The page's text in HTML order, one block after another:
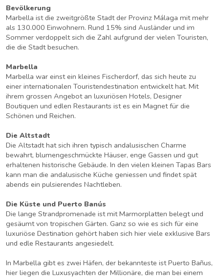
Bevölkerung
Marbella ist die zweitgrößte Stadt der Provinz Málaga mit mehr
als 130.000 Einwohnern. Rund 15% sind Ausländer und im
Sommer verdoppelt sich die Zahl aufgrund der vielen Touristen,
die die Stadt besuchen.
Marbella
Marbella war einst ein kleines Fischerdorf, das sich heute zu
einer internationalen Touristendestination entwickelt hat. Mit
ihrem grossen Angebot an luxuriösen Hotels, Designer
Boutiquen und edlen Restaurants ist es ein Magnet für die
Schönen und Reichen.
Die Altstadt
Die Altstadt hat sich ihren typisch andalusischen Charme
bewahrt, blumengeschmückte Häuser, enge Gassen und gut
erhaltenen historische Gebäude. In den vielen kleinen Tapas Bars
kann man die andalusische Küche geniessen und findet spät
abends ein pulsierendes Nachtleben.
Die Küste und Puerto Banús
Die lange Strandpromenade ist mit Marmorplatten belegt und
gesäumt von tropischen Gärten. Ganz so wie es sich für eine
luxuriöse Destination gehört haben sich hier viele exklusive Bars
und edle Restaurants angesiedelt.
In Marbella gibt es zwei Häfen, der bekannteste ist Puerto Bañus,
hier liegen die Luxusyachten der Millionäre, die man bei einem